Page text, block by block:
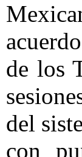
de los
del
con